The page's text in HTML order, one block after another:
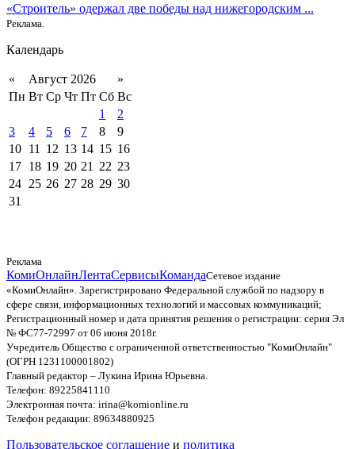
«Строитель» одержал две победы над нижегородским ...
Реклама.
Календарь
« Август 2026
»
Пн Вт Ср Чт Пт Сб Вс
1
2
3
4 5 6 7 8
9
10 11 12 13 14 15 16
17 18 19 20 21 22 23
24 25 26 27 28 29 30
31
Реклама
КомиОнлайнЛентаСервисыКомандаСетевое издание
«КомиОнлайн». Зарегистрировано Федеральной службой по надзору в
сфере связи, информационных технологий и массовых коммуникаций;
Регистрационный номер и дата принятия решения о регистрации: серия Эл
№ ФС77-72997 от 06 июня 2018г.
Учредитель Общество с ограниченной ответственностью "КомиОнлайн"
(ОГРН 1231100001802)
Главный редактор – Лукина Ирина Юрьевна.
Телефон: 89225841110
Электронная почта: irina@komionline.ru
Телефон редакции: 89634880925
Пользовательское соглашение и политика